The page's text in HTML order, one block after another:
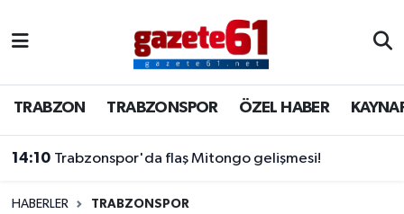
TRABZON TRABZONSPOR ÖZEL HABER
14:10 Trabzonspor'da flaş Mitongo gelişmesi!
HABERLER TRABZONSPOR
TRABZONSPOR
ÖZEL HABER
KAYNAR KAZAN
Trabzon Nöbetçi Eczaneler
Trabzon Hava Durumu
Trabzon Namaz Vakitleri
Trabzon Trafik Yoğunluk Haritası